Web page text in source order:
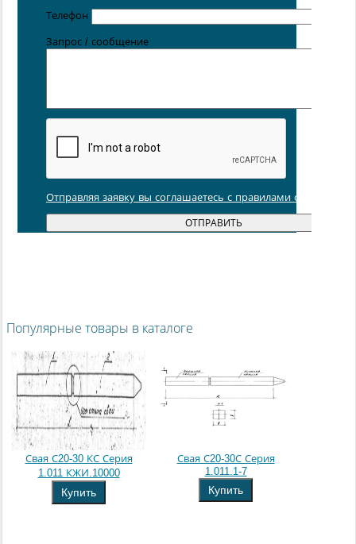
Телефон
Запрос / сообщение
Отправляя заявку вы соглашаетесь с правилами обработки
Популярные товары в каталоге
Свая С20-30 КС Серия
1.011 КЖИ.10000
Купить
Свая С20-30С Серия
1.011.1-7
Купить